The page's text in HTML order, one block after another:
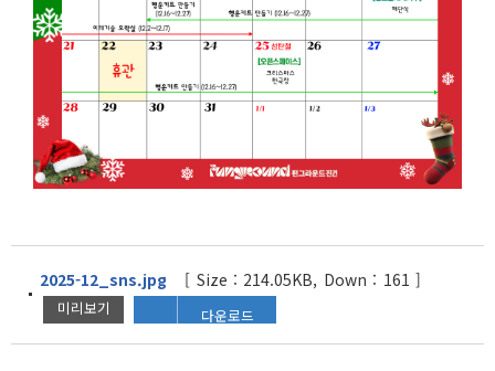
2025-12_sns.jpg [ Size : 214.05KB, Down : 161 ]
미리보기 다운로드